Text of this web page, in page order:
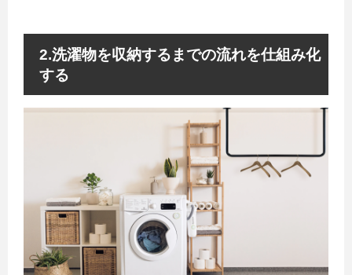
2.洗濯物を収納するまでの流れを仕組み化
する